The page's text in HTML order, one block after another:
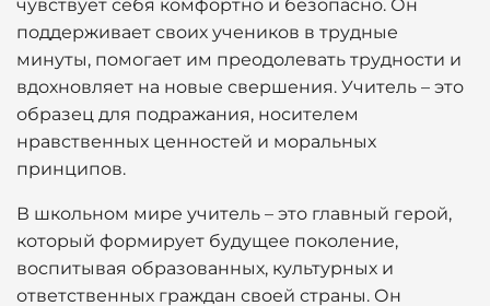
чувствует себя комфортно и безопасно. Он
поддерживает своих учеников в трудные
минуты, помогает им преодолевать трудности и
вдохновляет на новые свершения. Учитель – это
образец для подражания, носителем
нравственных ценностей и моральных
принципов.
В школьном мире учитель – это главный герой,
который формирует будущее поколение,
воспитывая образованных, культурных и
ответственных граждан своей страны. Он